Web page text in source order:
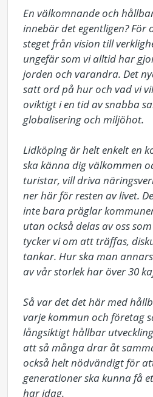
En välkomnande och
innebär det egentligen? För
steget från vision till
ungefär som vi alltid har
jorden och varandra. Det
satt ord på hur och vad vi
oviktigt i en tid av snabba
globalisering och miljöhot.
Lidköping är helt enkelt en
ska känna dig välkommen
turistar, vill driva
ner här för resten av livet.
inte bara präglar
utan också delas av oss
tycker vi om att träffas,
tankar. Hur ska man
av vår storlek har över 30
Så var det det här med
varje kommun och företag
långsiktigt hållbar
att så många drar åt
också helt nödvändigt för
generationer ska kunna få
har idag.